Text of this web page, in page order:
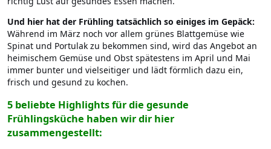
Und hier hat der Frühling tatsächlich so einiges im Gepäck:
Während im März noch vor allem grünes Blattgemüse wie
Spinat und Portulak zu bekommen sind, wird das Angebot an
heimischem Gemüse und Obst spätestens im April und Mai
immer bunter und vielseitiger und lädt förmlich dazu ein,
frisch und gesund zu kochen.
5 beliebte Highlights für die gesunde
Frühlingsküche haben wir dir hier
zusammengestellt: